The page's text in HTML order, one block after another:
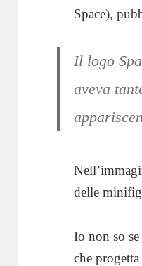
Space),
Il logo
aveva
delle
Io non so
che